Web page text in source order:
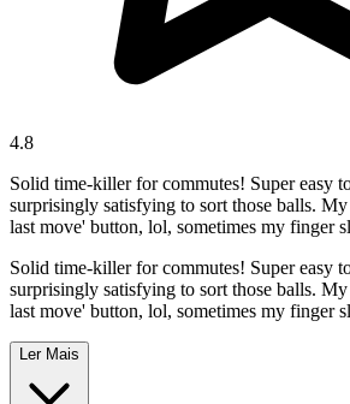
4.8
Solid time-killer for commutes! Super easy
surprisingly satisfying to sort those balls.
last move' button, lol, sometimes my finger
Solid time-killer for commutes! Super easy
surprisingly satisfying to sort those balls.
last move' button, lol, sometimes my finger
Ler Mais